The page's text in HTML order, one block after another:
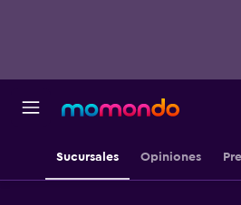
Sucursales Opiniones